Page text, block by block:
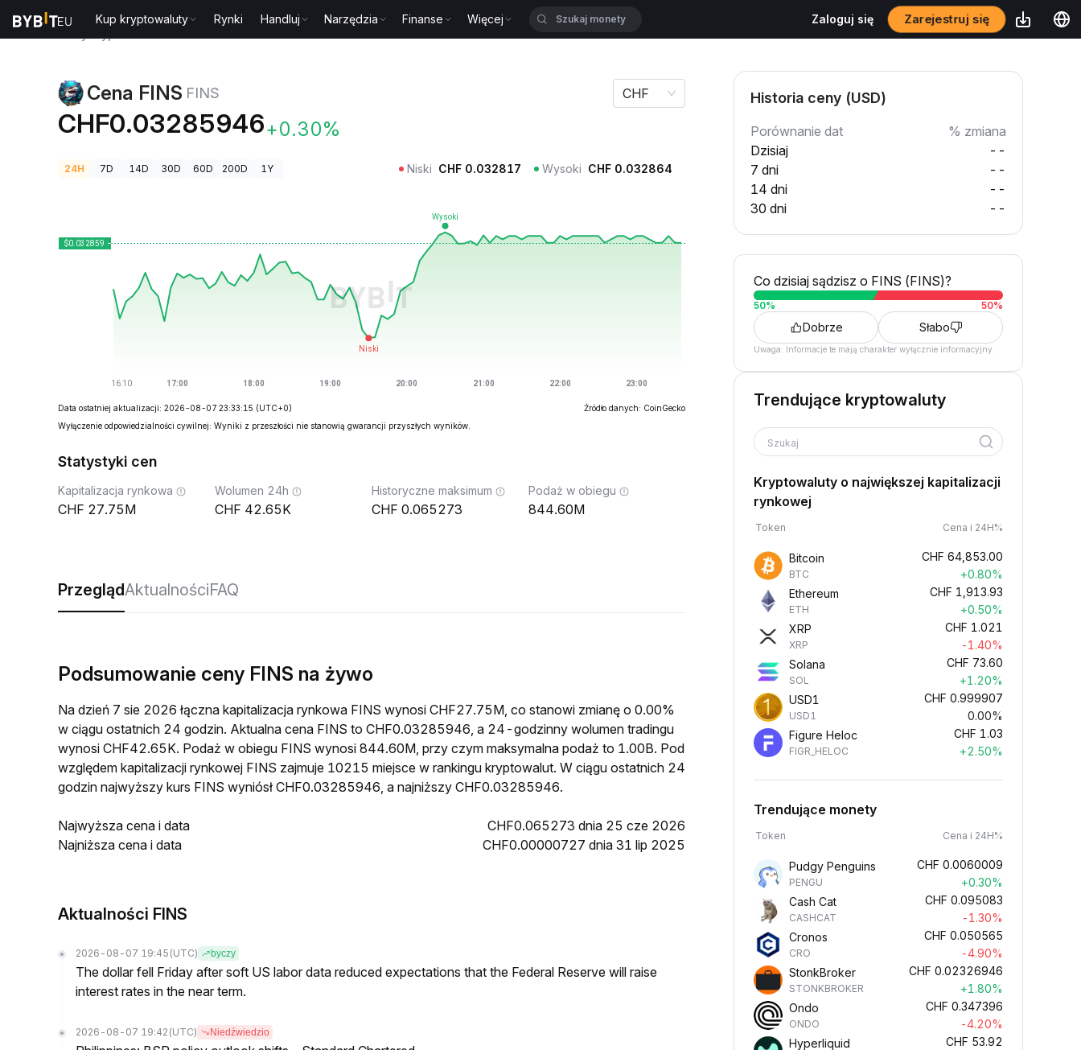
Kup kryptowaluty Rynki Handluj Narzędzia Finanse Więcej Zaloguj się Zarejestruj się
Cena FINS FINS
CHF0.03285946+0.30%
CHF
24H 7D 14D 30D 60D 200D 1Y Niski CHF 0.032817 Wysoki CHF 0.032864
Data ostatniej aktualizacji: 2026-08-07 23:33:15 (UTC+0)
Źródło danych: CoinGecko
Wyłączenie odpowiedzialności cywilnej: Wyniki z przeszłości nie stanowią gwarancji przyszłych wyników.
Statystyki cen
Kapitalizacja rynkowa
27.75M
Wolumen 24h
42.65K
Historyczne maksimum
0.065273
Podaż w obiegu
844.60M
PrzeglądAktualnościFAQ
Podsumowanie ceny FINS na żywo
Na dzień 7 sie 2026 łączna kapitalizacja rynkowa FINS wynosi CHF27.75M, co stanowi zmianę o 0.00%
w ciągu ostatnich 24 godzin. Aktualna cena FINS to CHF0.03285946, a 24-godzinny wolumen tradingu
wynosi CHF42.65K. Podaż w obiegu FINS wynosi 844.60M, przy czym maksymalna podaż to 1.00B. Pod
względem kapitalizacji rynkowej FINS zajmuje 10215 miejsce w rankingu kryptowalut. W ciągu ostatnich 24
godzin najwyższy kurs FINS wyniósł CHF0.03285946, a najniższy CHF0.03285946.
Najwyższa cena i data
CHF0.065273 dnia 25 cze 2026
Najniższa cena i data
CHF0.00000727 dnia 31 lip 2025
Aktualności FINS
2026-08-07 19:45 (UTC) byczy
The dollar fell Friday after soft US labor data reduced expectations that the Federal Reserve will raise
interest rates in the near term.
2026-08-07 19:42 (UTC) Niedźwiedzio
Historia ceny (USD)
Porównanie dat
% zmiana
Dzisiaj
--
7 dni
--
14 dni
--
30 dni
--
Co dzisiaj sądzisz o FINS (FINS)?
50% 50%
Dobrze Słabo
Uwaga: Informacje te mają charakter wyłącznie informacyjny.
Trendujące kryptowaluty
Szukaj
Kryptowaluty o największej kapitalizacji
rynkowej
Token Cena i 24H%
Bitcoin
BTC
CHF 64,853.00
+0.80%
Ethereum
ETH
CHF 1,913.93
+0.50%
XRP
XRP
CHF 1.021
-1.40%
Solana
SOL
CHF 73.60
+1.20%
USD1
USD1
CHF 0.999907
0.00%
Figure Heloc
FIGR_HELOC
CHF 1.03
+2.50%
Trendujące monety
Token Cena i 24H%
Pudgy Penguins
PENGU
CHF 0.0060009
+0.30%
Cash Cat
CASHCAT
CHF 0.095083
-1.30%
Cronos
CRO
CHF 0.050565
-4.90%
StonkBroker
STONKBROKER
CHF 0.02326946
+1.80%
Ondo
ONDO
CHF 0.347396
-4.20%
Hyperliquid
CHF 53.92